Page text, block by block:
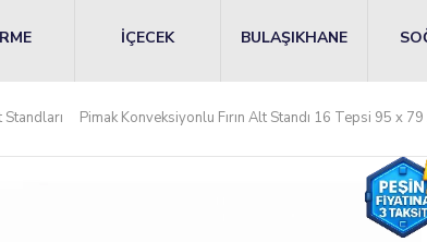
İÇECEK BULAŞIKHANE
Standları Pimak Konveksiyonlu Fırın Alt Standı 16 Tepsi 95 x